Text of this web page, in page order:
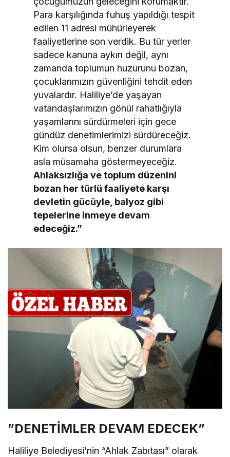
Para karşılığında fuhuş yapıldığı tespit
edilen 11 adresi mühürleyerek
faaliyetlerine son verdik. Bu tür yerler
sadece kanuna aykırı değil, aynı
zamanda toplumun huzurunu bozan,
çocuklarımızın güvenliğini tehdit eden
yuvalardır. Haliliye’de yaşayan
vatandaşlarımızın gönül rahatlığıyla
yaşamlarını sürdürmeleri için gece
gündüz denetimlerimizi sürdüreceğiz.
Kim olursa olsun, benzer durumlara
asla müsamaha göstermeyeceğiz.
Ahlaksızlığa ve toplum düzenini
bozan her türlü faaliyete karşı
devletin gücüyle, balyoz gibi
tepelerine inmeye devam
edeceğiz.”
”DENETİMLER DEVAM EDECEK”
Haliliye Belediyesi’nin “Ahlak Zabıtası” olarak